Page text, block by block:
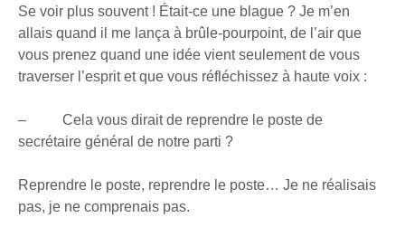
Se voir plus souvent ! Était-ce une blague ? Je m’en
allais quand il me lança à brûle-pourpoint, de l’air que
vous prenez quand une idée vient seulement de vous
traverser l’esprit et que vous réfléchissez à haute voix :
– Cela vous dirait de reprendre le poste de
secrétaire général de notre parti ?
Reprendre le poste, reprendre le poste… Je ne réalisais
pas, je ne comprenais pas.